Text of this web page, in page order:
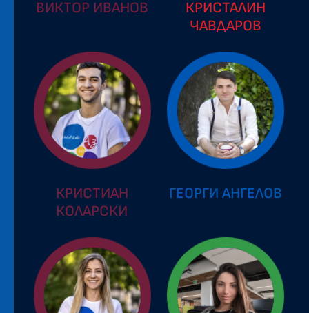
ВИКТОР ИВАНОВ
КРИСТАЛИН
ЧАВДАРОВ
КРИСТИАН
КОЛАРСКИ
ГЕОРГИ АНГЕЛОВ